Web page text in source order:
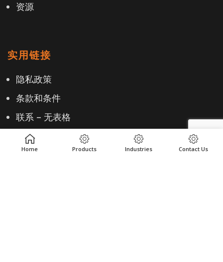
资源
实用链接
隐私政策
条款和条件
联系 – 无表格
Home Products Industries Contact Us